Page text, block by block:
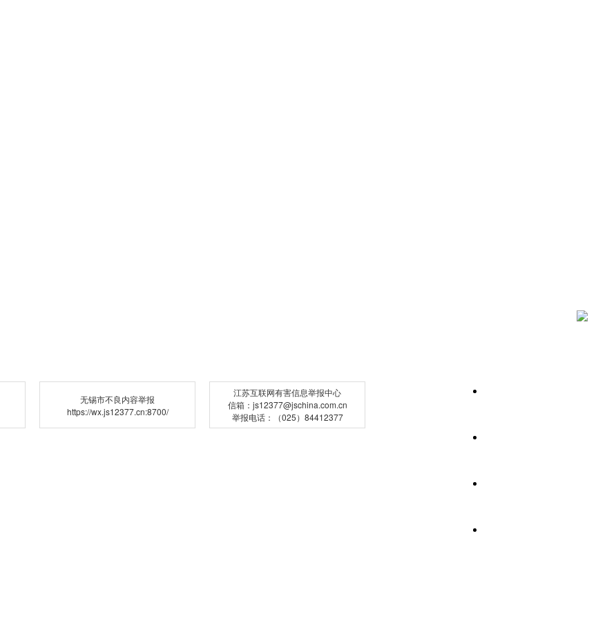
无锡市不良内容举报
https://wx.js12377.cn:8700/
江苏互联网有害信息举报中心
信箱：js12377@jschina.com.cn
举报电话：（025）84412377